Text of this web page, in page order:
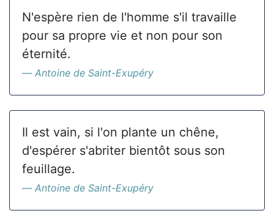
N'espère rien de l'homme s'il travaille
pour sa propre vie et non pour son
éternité.
Antoine de Saint-Exupéry
Il est vain, si l'on plante un chêne,
d'espérer s'abriter bientôt sous son
feuillage.
Antoine de Saint-Exupéry